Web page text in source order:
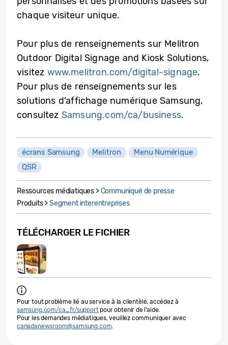
chaque visiteur unique.
Pour plus de renseignements sur Melitron
Outdoor Digital Signage and Kiosk Solutions,
visitez www.melitron.com/digital-signage.
Pour plus de renseignements sur les
solutions d’affichage numérique Samsung,
consultez Samsung.com/ca/business.
écrans Samsung Melitron
Menu Numérique
QSR
Ressources médiatiques >Communiqué de presse
Produits >Segment interentreprises
TÉLÉCHARGER LE FICHIER
Pour tout problème lié au service à la clientèle, accédez à
samsung.com/ca_fr/supportpour obtenir de l’aide.
Pour les demandes médiatiques, veuillez communiquer avec
canadanewsroom@samsung.com.